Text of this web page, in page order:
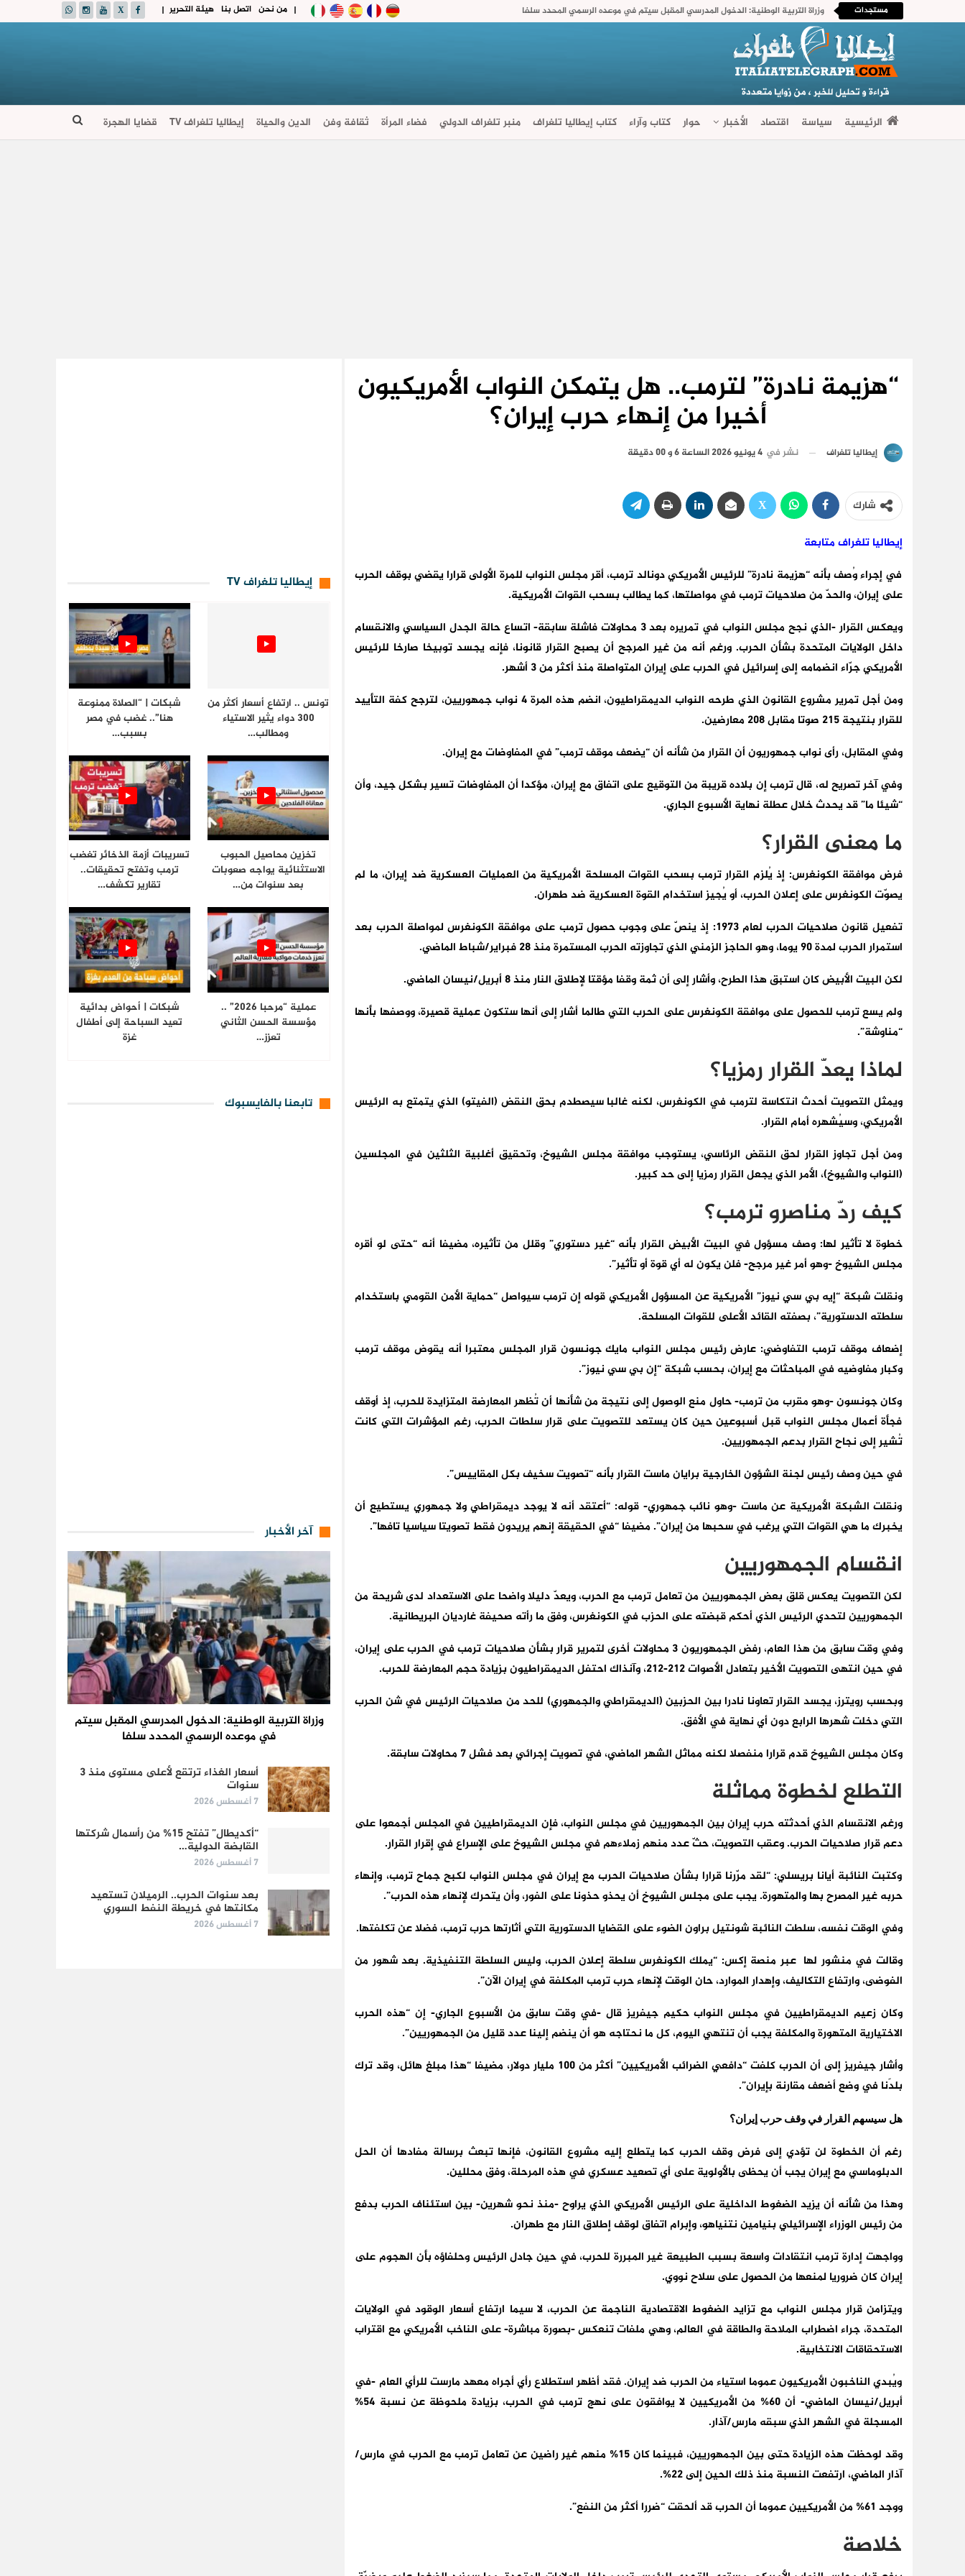
| هيئة التحرير اتصل بنا من نحن | مستجدات وزراة التربية الوطنية: الدخول المدرسي المقبل سیتم في موعده الرسمي المحدد سلفا
الرئيسية سياسة اقتصاد الأخبار حوار كتاب وآراء كتاب إيطاليا تلغراف منبر تلغراف الدولي فضاء المرأة ثقافة وفن الدين والحياة إيطاليا تلغراف TV قضايا الهجرة
“هزيمة نادرة” لترمب.. هل يتمكن النواب الأمريكيون
أخيرا من إنهاء حرب إيران؟
إيطاليا تلغراف نشر في 4 يونيو 2026 الساعة 6 و 00 دقيقة
شارك
إيطاليا تلغراف متابعة
في إجراء وُصف بأنه “هزيمة نادرة” للرئيس الأمريكي دونالد ترمب، أقر مجلس النواب للمرة الأولى قرارا يقضي بوقف الحرب
على إيران، والحدّ من صلاحيات ترمب في مواصلتها، كما يطالب بسحب القوات الأمريكية.
ويعكس القرار -الذي نجح مجلس النواب في تمريره بعد 3 محاولات فاشلة سابقة- اتساع حالة الجدل السياسي والانقسام
داخل الولايات المتحدة بشأن الحرب. ورغم أنه من غير المرجح أن يصبح القرار قانونا، فإنه يجسد توبيخا صارخا للرئيس
الأمريكي جرّاء انضمامه إلى إسرائيل في الحرب على إيران المتواصلة منذ أكثر من 3 أشهر.
ومن أجل تمرير مشروع القانون الذي طرحه النواب الديمقراطيون، انضم هذه المرة 4 نواب جمهوريين، لترجح كفة التأييد
للقرار بنتيجة 215 صوتا مقابل 208 معارضين.
وفي المقابل، رأى نواب جمهوريون أن القرار من شأنه أن “يضعف موقف ترمب” في المفاوضات مع إيران.
وفي آخر تصريح له، قال ترمب إن بلاده قريبة من التوقيع على اتفاق مع إيران، مؤكدا أن المفاوضات تسير بشكل جيد، وأن
“شيئا ما” قد يحدث خلال عطلة نهاية الأسبوع الجاري.
ما معنى القرار؟
فرض موافقة الكونغرس: إذ يُلزم القرار ترمب بسحب القوات المسلحة الأمريكية من العمليات العسكرية ضد إيران، ما لم
يصوّت الكونغرس على إعلان الحرب، أو يُجيز استخدام القوة العسكرية ضد طهران.
تفعيل قانون صلاحيات الحرب لعام 1973:
إذ ينصّ على وجوب حصول ترمب على موافقة الكونغرس لمواصلة الحرب بعد
استمرار الحرب لمدة 90 يوما، وهو الحاجز الزمني الذي تجاوزته الحرب المستمرة منذ 28 فبراير/شباط الماضي.
لكن البيت الأبيض كان استبق هذا الطرح، وأشار إلى أن ثمة وقفا مؤقتا لإطلاق النار منذ 8 أبريل/نيسان الماضي.
ولم يسع ترمب للحصول على موافقة الكونغرس على الحرب التي طالما أشار إلى أنها ستكون عملية قصيرة، ووصفها بأنها
“مناوشة”.
لماذا يعدّ القرار رمزيا؟
ويمثل التصويت أحدث انتكاسة لترمب في الكونغرس، لكنه غالبا سيصطدم بحق النقض (الفيتو) الذي يتمتع به الرئيس
الأمريكي، وسيُشهره أمام القرار.
ومن أجل تجاوز القرار لحق النقض الرئاسي، يستوجب موافقة مجلس الشيوخ، وتحقيق أغلبية الثلثين في المجلسين
(النواب والشيوخ)، الأمر الذي يجعل القرار رمزيا إلى حد كبير.
كيف ردّ مناصرو ترمب؟
خطوة لا تأثير لها: وصف مسؤول في البيت الأبيض القرار بأنه “غير دستوري” وقلل من تأثيره، مضيفا أنه “حتى لو أقره
مجلس الشيوخ -وهو أمر غير مرجح- فلن يكون له أي قوة أو تأثير”.
ونقلت شبكة “إيه بي سي نيوز” الأمريكية عن المسؤول الأمريكي قوله إن ترمب سيواصل “حماية الأمن القومي باستخدام
سلطته الدستورية”، بصفته القائد الأعلى للقوات المسلحة.
إضعاف موقف ترمب التفاوضي: عارض رئيس مجلس النواب مايك جونسون قرار المجلس معتبرا أنه يقوض موقف ترمب
وكبار مفاوضيه في المباحثات مع إيران، بحسب شبكة “إن بي سي نيوز”.
وكان جونسون -وهو مقرب من ترمب- حاول منع الوصول إلى نتيجة من شأنها أن تُظهر المعارضة المتزايدة للحرب، إذ أوقف
فجأة أعمال مجلس النواب قبل أسبوعين حين كان يستعد للتصويت على قرار سلطات الحرب، رغم المؤشرات التي كانت
تُشير إلى نجاح القرار بدعم الجمهوريين.
في حين وصف رئيس لجنة الشؤون الخارجية برايان ماست القرار بأنه “تصويت سخيف بكل المقاييس”.
ونقلت الشبكة الأمريكية عن ماست -وهو نائب جمهوري- قوله: “أعتقد أنه لا يوجد ديمقراطي ولا جمهوري يستطيع أن
يخبرك ما هي القوات التي يرغب في سحبها من إيران”. مضيفا “في الحقيقة إنهم يريدون فقط تصويتا سياسيا تافها”.
انقسام الجمهوريين
لكن التصويت يعكس قلق بعض الجمهوريين من تعامل ترمب مع الحرب، ويعدّ دليلا واضحا على الاستعداد لدى شريحة من
الجمهوريين لتحدي الرئيس الذي أحكم قبضته على الحزب في الكونغرس، وفق ما رأته صحيفة غارديان البريطانية.
وفي وقت سابق من هذا العام، رفض الجمهوريون 3 محاولات أخرى لتمرير قرار بشأن صلاحيات ترمب في الحرب على إيران،
في حين انتهى التصويت الأخير بتعادل الأصوات 212-212، وآنذاك احتفل الديمقراطيون بزيادة حجم المعارضة للحرب.
وبحسب رويترز، يجسد القرار تعاونا نادرا ‌بين ⁠الحزبين (الديمقراطي والجمهوري) للحد من صلاحيات الرئيس في شن الحرب
التي دخلت شهرها الرابع دون أي نهاية في الأفق.
وكان مجلس الشيوخ قدم قرارا منفصلا لكنه مماثل الشهر الماضي، في تصويت إجرائي بعد فشل 7 محاولات سابقة.
التطلع لخطوة مماثلة
ورغم الانقسام الذي أحدثته حرب إيران بين الجمهوريين في مجلس النواب، فإن الديمقراطيين في المجلس أجمعوا على
دعم قرار صلاحيات الحرب. وعقب التصويت، حثّ عدد منهم زملاءهم في مجلس الشيوخ على الإسراع في إقرار القرار.
وكتبت النائبة أيانا بريسلي: “لقد مرّرنا قرارا بشأن صلاحيات الحرب مع إيران في مجلس النواب لكبح جماح ترمب، وإنهاء
حربه غير المصرح بها والمتهورة. يجب على مجلس الشيوخ أن يحذو حذونا على الفور، وأن يتحرك لإنهاء هذه الحرب”.
وفي الوقت نفسه، سلطت النائبة شونتيل براون الضوء على القضايا الدستورية التي أثارتها حرب ترمب، فضلا عن تكلفتها.
وقالت في منشور لها عبر منصة إكس: “يملك الكونغرس سلطة إعلان الحرب، وليس السلطة التنفيذية. بعد شهور من
الفوضى، وارتفاع التكاليف، وإهدار الموارد، حان الوقت لإنهاء حرب ترمب المكلفة في إيران الآن”.
وكان زعيم الديمقراطيين في مجلس النواب حكيم جيفريز قال -في وقت سابق من الأسبوع الجاري- إن “هذه الحرب
الاختيارية المتهورة والمكلفة يجب أن تنتهي اليوم، كل ما نحتاجه هو أن ينضم إلينا عدد قليل من الجمهوريين”.
وأشار جيفريز إلى أن الحرب كلفت “دافعي الضرائب الأمريكيين” أكثر من 100 مليار دولار، مضيفا “هذا مبلغ هائل، وقد ترك
بلدَنا في وضع أضعف مقارنة بإيران”.
هل سيسهم القرار في وقف حرب إيران؟
رغم أن الخطوة لن تؤدي إلى فرض وقف الحرب كما يتطلع إليه مشروع القانون، فإنها تبعث برسالة مفادها أن الحل
الدبلوماسي مع إيران يجب أن يحظى بالأولوية على أي تصعيد عسكري في هذه المرحلة، وفق محللين.
وهذا من شأنه أن يزيد الضغوط الداخلية على الرئيس الأمريكي الذي يراوح -منذ نحو شهرين- بين استئناف الحرب بدفع
من رئيس الوزراء الإسرائيلي بنيامين نتنياهو، وإبرام اتفاق لوقف إطلاق النار مع طهران.
وواجهت إدارة ترمب انتقادات واسعة بسبب الطبيعة غير المبررة للحرب، في حين جادل الرئيس وحلفاؤه بأن الهجوم على
إيران كان ضروريا لمنعها من الحصول على سلاح نووي.
ويتزامن قرار مجلس النواب مع تزايد الضغوط الاقتصادية الناجمة عن الحرب، لا سيما ارتفاع أسعار الوقود في الولايات
المتحدة، جراء اضطراب الملاحة والطاقة في العالم، وهي ملفات تنعكس -بصورة مباشرة- على الناخب الأمريكي مع اقتراب
الاستحقاقات الانتخابية.
ويُبدي الناخبون الأمريكيون عموما استياء من الحرب ضد إيران. فقد أظهر استطلاع رأي أجراه معهد مارست للرأي العام -في
أبريل/نيسان الماضي- أن 60% من الأمريكيين لا يوافقون على نهج ترمب في الحرب، بزيادة ملحوظة عن نسبة 54%
المسجلة في الشهر الذي سبقه مارس/آذار.
وقد لوحظت هذه الزيادة حتى بين الجمهوريين، فبينما كان 15% منهم غير راضين عن تعامل ترمب مع الحرب في مارس/
آذار الماضي، ارتفعت النسبة منذ ذلك الحين إلى 22%.
ووجد 61% من الأمريكيين عموما أن الحرب قد ألحقت “ضررا أكثر من النفع”.
خلاصة
إيطاليا تلغراف TV
تونس .. ارتفاع أسعار أكثر من
300 دواء يثير الاستياء
ومطالب…
شبكات | “الصلاة ممنوعة
هنا”.. غضب في مصر
بسبب…
تخزين محاصيل الحبوب
الاستثنائية يواجه صعوبات
بعد سنوات من…
تسريبات أزمة الذخائر تغضب
ترمب وتفتح تحقيقات..
تقارير تكشف…
عملية “مرحبا 2026” ..
مؤسسة الحسن الثاني
تعزز…
شبكات | أحواض بدائية
تعيد السباحة إلى أطفال
غزة
تابعنا بالفايسبوك
آخر الأخبار
وزراة التربية الوطنية: الدخول المدرسي المقبل سیتم
في موعده الرسمي المحدد سلفا
أسعار الغذاء ترتقع لأعلى مستوى منذ 3
سنوات
7 أغسطس 2026
“أكديطال” تفتح 15% من رأسمال شركتها
القابضة الدولية…
7 أغسطس 2026
بعد سنوات الحرب.. الرميلان تستعيد
مكانتها في خريطة النفط السوري
7 أغسطس 2026